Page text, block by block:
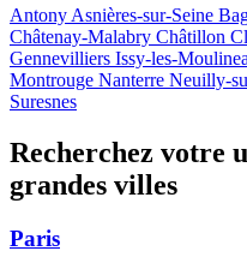
Antony Asnières-sur-Seine
Châtenay-Malabry Châtillon
Gennevilliers Issy-les-
Montrouge Nanterre Neuilly-
Suresnes
Recherchez votre
grandes villes
Paris